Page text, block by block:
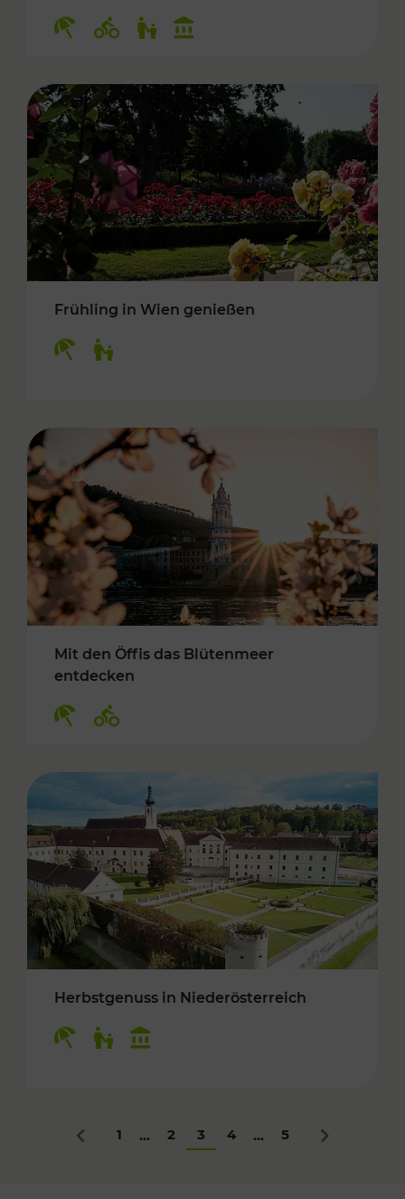
Frühling in Wien genießen
Mit den Öffis das Blütenmeer
entdecken
Herbstgenuss in Niederösterreich
Zurück
1 ... 2 3 4 ... 5 Nächstes